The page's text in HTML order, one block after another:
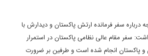
درباره سفر فرمانده ارتش پاکستان و دیدارش با
داشت: سفر مقام عالی نظامی پاکستان در استمرار
و پاکستان انجام شده است و طرفین بر ضرورت